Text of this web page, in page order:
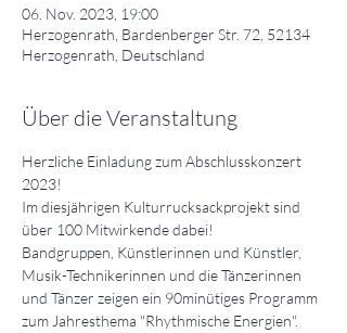
06. Nov. 2023, 19:00
Herzogenrath, Bardenberger Str. 72, 52134
Herzogenrath, Deutschland
Über die Veranstaltung
Herzliche Einladung zum Abschlusskonzert
2023!
Im diesjährigen Kulturrucksackprojekt sind
über 100 Mitwirkende dabei!
Bandgruppen, Künstlerinnen und Künstler,
Musik-Technikerinnen und die Tänzerinnen
und Tänzer zeigen ein 90minütiges Programm
zum Jahresthema "Rhythmische Energien".